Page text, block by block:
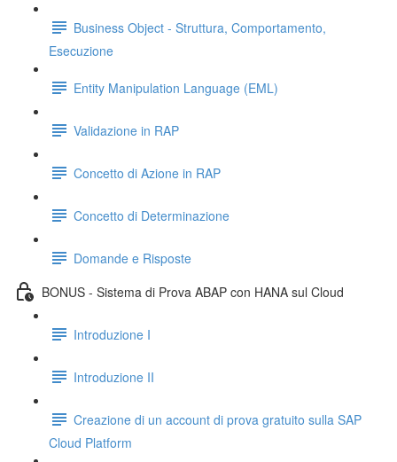
Business Object - Struttura, Comportamento,
Esecuzione
Entity Manipulation Language (EML)
Validazione in RAP
Concetto di Azione in RAP
Concetto di Determinazione
Domande e Risposte
BONUS - Sistema di Prova ABAP con HANA sul Cloud
Introduzione I
Introduzione II
Creazione di un account di prova gratuito sulla SAP
Cloud Platform